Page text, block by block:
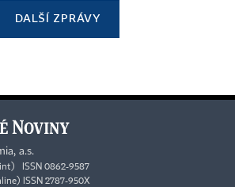
DALŠÍ ZPRÁVY
a.s.
ISSN 0862-9587
ISSN 2787-950X